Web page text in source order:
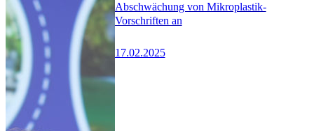
Abschwächung von Mikroplastik-
Vorschriften an
17.02.2025